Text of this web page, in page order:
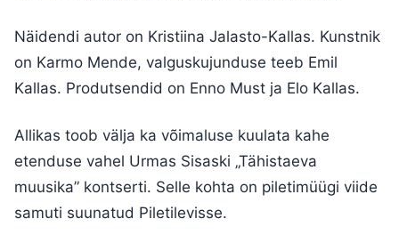
Näidendi autor on Kristiina Jalasto-Kallas. Kunstnik
on Karmo Mende, valguskujunduse teeb Emil
Kallas. Produtsendid on Enno Must ja Elo Kallas.
Allikas toob välja ka võimaluse kuulata kahe
etenduse vahel Urmas Sisaski „Tähistaeva
muusika” kontserti. Selle kohta on piletimüügi viide
samuti suunatud Piletilevisse.